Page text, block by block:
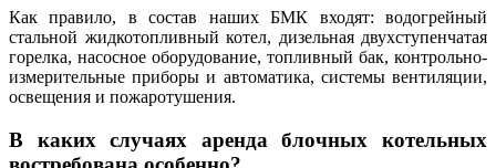
Как правило, в состав наших БМК входят: водогрейный
стальной жидкотопливный котел, дизельная двухступенчатая
горелка, насосное оборудование, топливный бак, контрольно-
измерительные приборы и автоматика, системы вентиляции,
освещения и пожаротушения.
В каких случаях аренда блочных котельных